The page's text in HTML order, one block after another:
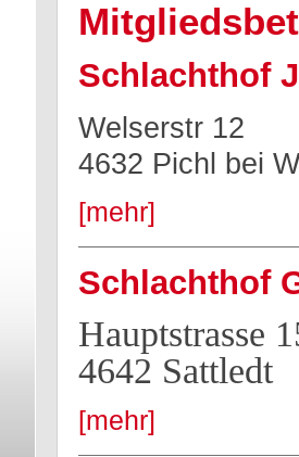
Schlachthof
Welserstr 12
4632 Pichl bei
[mehr]
Schlachthof
Hauptstrasse
4642 Sattledt
[mehr]